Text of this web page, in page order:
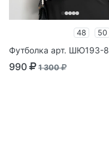
48 50
Футболка арт. ШЮ193-8
990 1 300